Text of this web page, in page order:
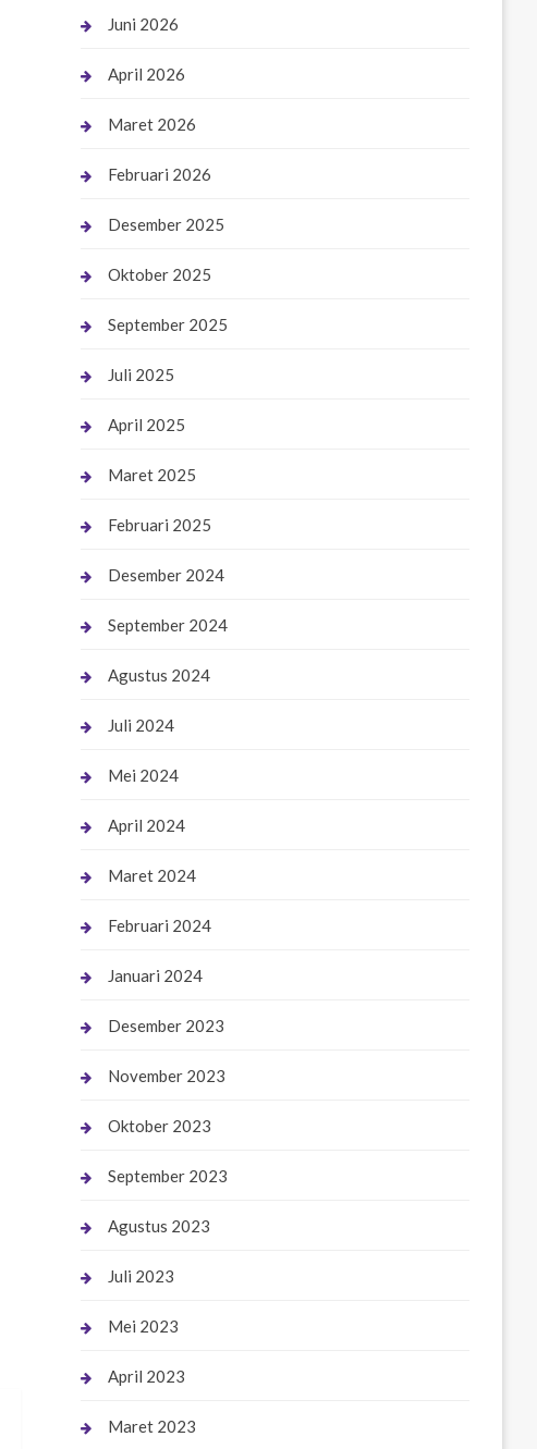
Juni 2026
April 2026
Maret 2026
Februari 2026
Desember 2025
Oktober 2025
September 2025
Juli 2025
April 2025
Maret 2025
Februari 2025
Desember 2024
September 2024
Agustus 2024
Juli 2024
Mei 2024
April 2024
Maret 2024
Februari 2024
Januari 2024
Desember 2023
November 2023
Oktober 2023
September 2023
Agustus 2023
Juli 2023
Mei 2023
April 2023
Maret 2023